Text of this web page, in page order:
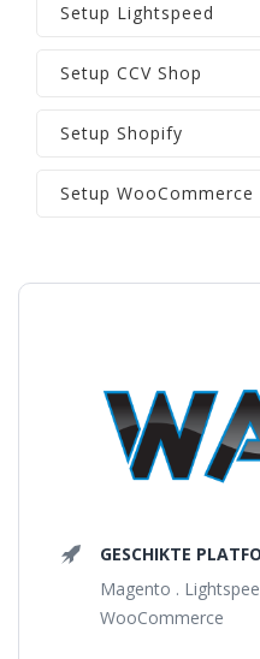
Setup Lightspeed
Setup CCV Shop
Setup Shopify
Setup WooCommerce
GESCHIKTE
Magento .
WooCommerce